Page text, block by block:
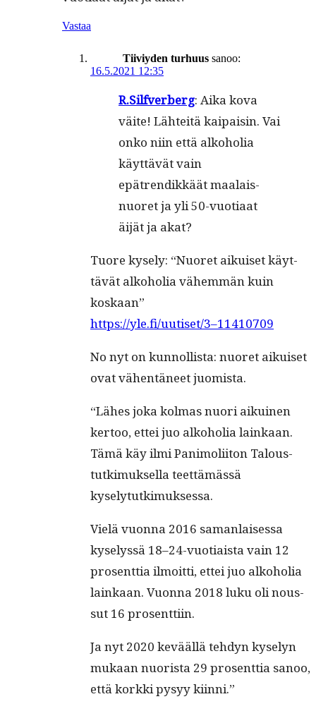
Vastaa
Tiiviyden turhuus sanoo:
16.5.2021 12:35
R.Silfverberg: Aika kova
väite! Lähteitä kaipaisin. Vai
onko niin että alko­ho­lia
käyt­tävät vain
epätrendikkäät maalais­
nuoret ja yli 50-vuo­ti­aat
äijät ja akat?
Tuore kyse­ly: “Nuoret aikuiset käyt­
tävät alko­ho­lia vähem­män kuin
koskaan”
https://yle.fi/uutiset/3–11410709
No nyt on kun­nol­lista: nuoret aikuiset
ovat vähen­täneet juomista.
“Läh­es joka kol­mas nuori aikuinen
ker­too, ettei juo alko­ho­lia lainkaan.
Tämä käy ilmi Pan­i­moli­iton Talous­
tutkimuk­sel­la teet­tämässä
kyselytutkimuksessa.
Vielä vuon­na 2016 saman­laises­sa
kyselyssä 18–24-vuotiaista vain 12
pros­ent­tia ilmoit­ti, ettei juo alko­ho­lia
lainkaan. Vuon­na 2018 luku oli nous­
sut 16 prosenttiin.
Ja nyt 2020 kevääl­lä teh­dyn kyse­lyn
mukaan nuorista 29 pros­ent­tia sanoo,
että kork­ki pysyy kiinni.”